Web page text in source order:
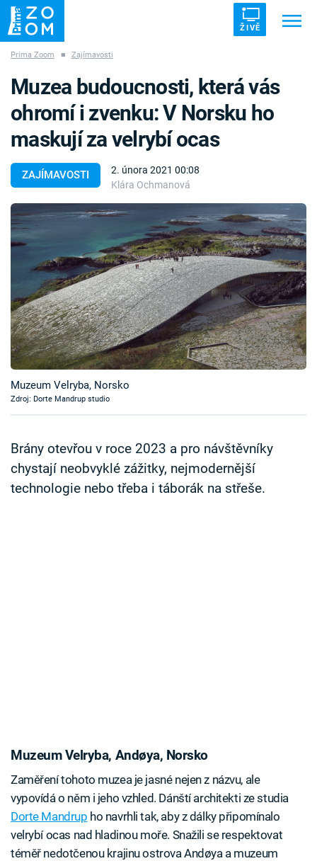
ŽIVĚ
ZÁHADY VETŘELCI DÁVNOVĚKU
Témata
Témata
Pořady
TV Program
Časopis
Sledujte prima+
Sledujte nás
Prima Zoom ■ Zajímavosti
ZAJÍMAVOSTI
2. února 2021 00:08
Klára Ochmanová
Muzea budoucnosti, která vás
ohromí i zvenku: V Norsku ho
maskují za velrybí ocas
Muzeum Velryba, Norsko
Zdroj: Dorte Mandrup studio
Brány otevřou v roce 2023 a pro návštěvníky
chystají neobvyklé zážitky, nejmodernější
technologie nebo třeba i táborák na střeše.
Muzeum Velryba, Andøya, Norsko
Zaměření tohoto muzea je jasné nejen z názvu, ale
vypovídá o něm i jeho vzhled. Dánští architekti ze studia
Dorte Mandrup ho navrhli tak, aby z dálky připomínalo
velrybí ocas nad hladinou moře. Snažili se respektovat
téměř nedotčenou krajinu ostrova Andøya a muzeum